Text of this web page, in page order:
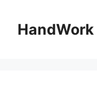
вмістуHandWork